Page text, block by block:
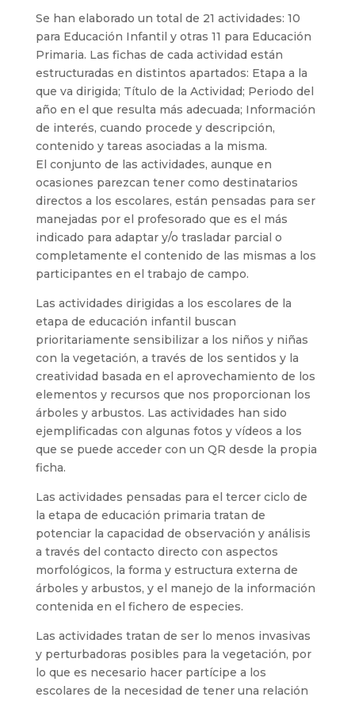
Se han elaborado un total de 21 actividades: 10
para Educación Infantil y otras 11 para Educación
Primaria. Las fichas de cada actividad están
estructuradas en distintos apartados: Etapa a la
que va dirigida; Título de la Actividad; Periodo del
año en el que resulta más adecuada; Información
de interés, cuando procede y descripción,
contenido y tareas asociadas a la misma.
El conjunto de las actividades, aunque en
ocasiones parezcan tener como destinatarios
directos a los escolares, están pensadas para ser
manejadas por el profesorado que es el más
indicado para adaptar y/o trasladar parcial o
completamente el contenido de las mismas a los
participantes en el trabajo de campo.
Las actividades dirigidas a los escolares de la
etapa de educación infantil buscan
prioritariamente sensibilizar a los niños y niñas
con la vegetación, a través de los sentidos y la
creatividad basada en el aprovechamiento de los
elementos y recursos que nos proporcionan los
árboles y arbustos. Las actividades han sido
ejemplificadas con algunas fotos y vídeos a los
que se puede acceder con un QR desde la propia
ficha.
Las actividades pensadas para el tercer ciclo de
la etapa de educación primaria tratan de
potenciar la capacidad de observación y análisis
a través del contacto directo con aspectos
morfológicos, la forma y estructura externa de
árboles y arbustos, y el manejo de la información
contenida en el fichero de especies.
Las actividades tratan de ser lo menos invasivas
y perturbadoras posibles para la vegetación, por
lo que es necesario hacer partícipe a los
escolares de la necesidad de tener una relación